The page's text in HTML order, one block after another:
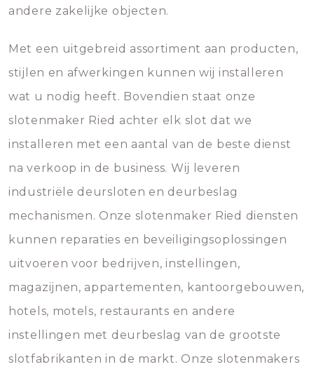
andere zakelijke objecten.
Met een uitgebreid assortiment aan producten,
stijlen en afwerkingen kunnen wij installeren
wat u nodig heeft. Bovendien staat onze
slotenmaker Ried achter elk slot dat we
installeren met een aantal van de beste dienst
na verkoop in de business. Wij leveren
industriële deursloten en deurbeslag
mechanismen. Onze slotenmaker Ried diensten
kunnen reparaties en beveiligingsoplossingen
uitvoeren voor bedrijven, instellingen,
magazijnen, appartementen, kantoorgebouwen,
hotels, motels, restaurants en andere
instellingen met deurbeslag van de grootste
slotfabrikanten in de markt. Onze slotenmakers